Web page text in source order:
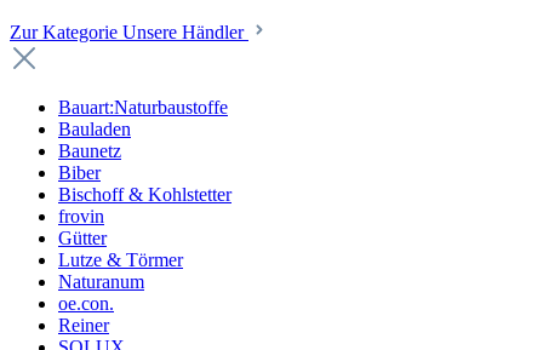
Zur Kategorie Unsere Händler
Bauart:Naturbaustoffe
Bauladen
Baunetz
Biber
Bischoff & Kohlstetter
frovin
Gütter
Lutze & Törmer
Naturanum
oe.con.
Reiner